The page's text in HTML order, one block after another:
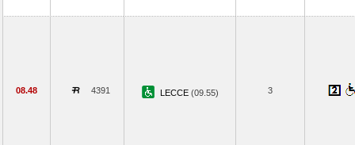
08.48 4391 LECCE (09.55) 3